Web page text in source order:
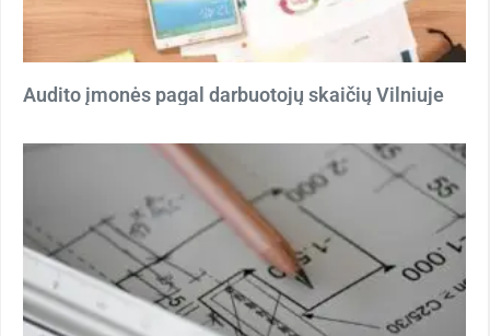
Audito įmonės pagal darbuotojų skaičių Vilniuje